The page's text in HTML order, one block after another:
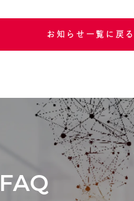
お知らせ一覧に戻る
FAQ